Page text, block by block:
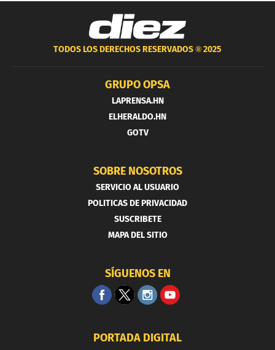
TODOS LOS DERECHOS RESERVADOS ®2025
GRUPO OPSA
LAPRENSA.HN
ELHERALDO.HN
GOTV
SOBRE NOSOTROS
SERVICIO AL USUARIO
POLITICAS DE PRIVACIDAD
SUSCRIBETE
MAPA DEL SITIO
SÍGUENOS EN
PORTADA DIGITAL